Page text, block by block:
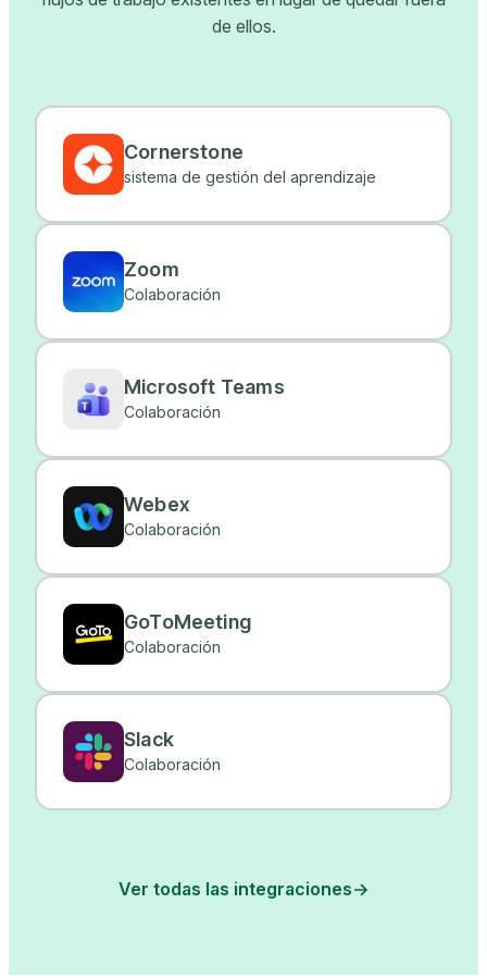
de ellos.
Cornerstone
sistema de gestión del aprendizaje
Zoom
Colaboración
Microsoft Teams
Colaboración
Webex
Colaboración
GoToMeeting
Colaboración
Slack
Colaboración
Ver todas las integraciones